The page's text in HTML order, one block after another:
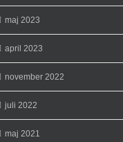
maj 2023
april 2023
november 2022
juli 2022
maj 2021